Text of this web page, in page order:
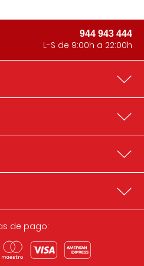
944 943 444
L-S de 9:00h a 22:00h
de pago: